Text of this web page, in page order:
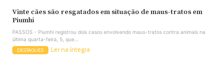
Vinte cães são resgatados em situação de maus-tratos em
Piumhi
PASSOS - Piumhi registrou dois casos envolvendo maus-tratos contra animais na
última quarta-feira, 5, que...
DESTAQUES Ler na íntegra